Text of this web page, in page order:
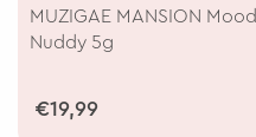
MUZIGAE MANSION
Nuddy 5g
€19,99